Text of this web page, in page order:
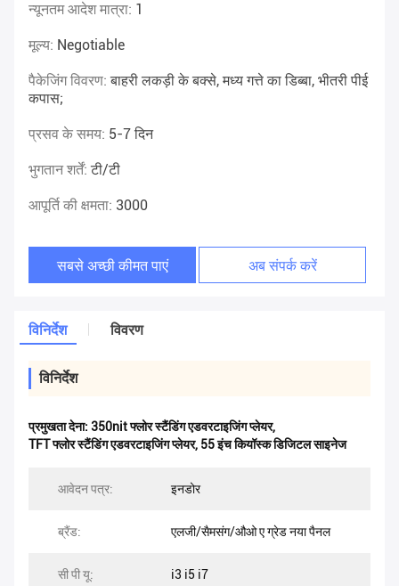
न्यूनतम आदेश मात्रा: 1
मूल्य: Negotiable
पैकेजिंग विवरण:बाहरी लकड़ी के बक्से, मध्य गत्ते का डिब्बा, भीतरी पीई
कपास;
प्रसव के समय: 5-7 दिन
भुगतान शर्तें:टी/टी
आपूर्ति की क्षमता: 3000
सबसे अच्छी कीमत पाएं अब संपर्क करें
विनिर्देश विवरण
विनिर्देश
प्रमुखता देना: 350nit फ्लोर स्टैंडिंग एडवरटाइजिंग प्लेयर,
TFT फ्लोर स्टैंडिंग एडवरटाइजिंग प्लेयर, 55 इंच कियॉस्क डिजिटल साइनेज
आवेदन पत्र: इनडोर
ब्रैंड: एलजी/सैमसंग/औओ ए ग्रेड नया पैनल
सी पी यू: i3 i5 i7